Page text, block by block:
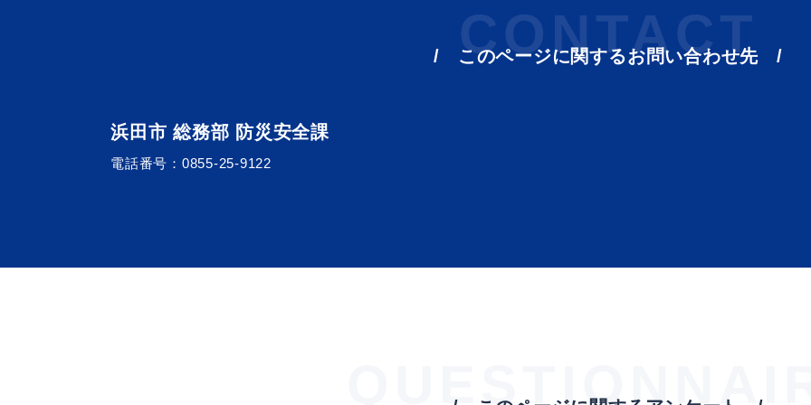
CONTACT
このページに関するお問い合わせ先
浜田市 総務部 防災安全課
電話番号： 0855-25-9122